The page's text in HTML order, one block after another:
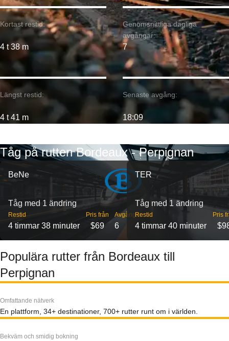
Kortast restid:
4 t 38 m
Längst restid:
4 t 41 m
Genomsnittliga dagliga
avgångar:
7
Senaste avgång:
18:09
Tåg på rutten Bordeaux - Perpignan
BeNe
Tåg med 1 ändring
Restid
4 timmar 38 minuter
Pris från
$69
Avgångar
6
TER
Tåg med 1 ändring
Restid
4 timmar 40 minuter
Pris
Populära rutter från Bordeaux till
Perpignan
Omfattande nätverk
En plattform, 34+ destinationer, 700+ rutter runt om i världen.
Bekväm och smidig bokning